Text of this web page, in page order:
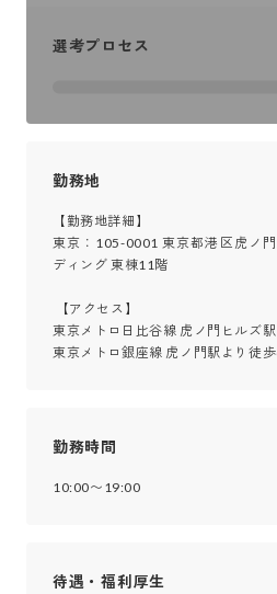
選考プロセス
勤務地
【勤務地詳細】
東京：105-0001 東京都港区虎ノ
ディング 東棟11階
東京メトロ日比谷線 虎ノ門ヒルズ
東京メトロ銀座線 虎ノ門駅より徒
勤務時間
10:00〜19:00
待遇・福利厚生